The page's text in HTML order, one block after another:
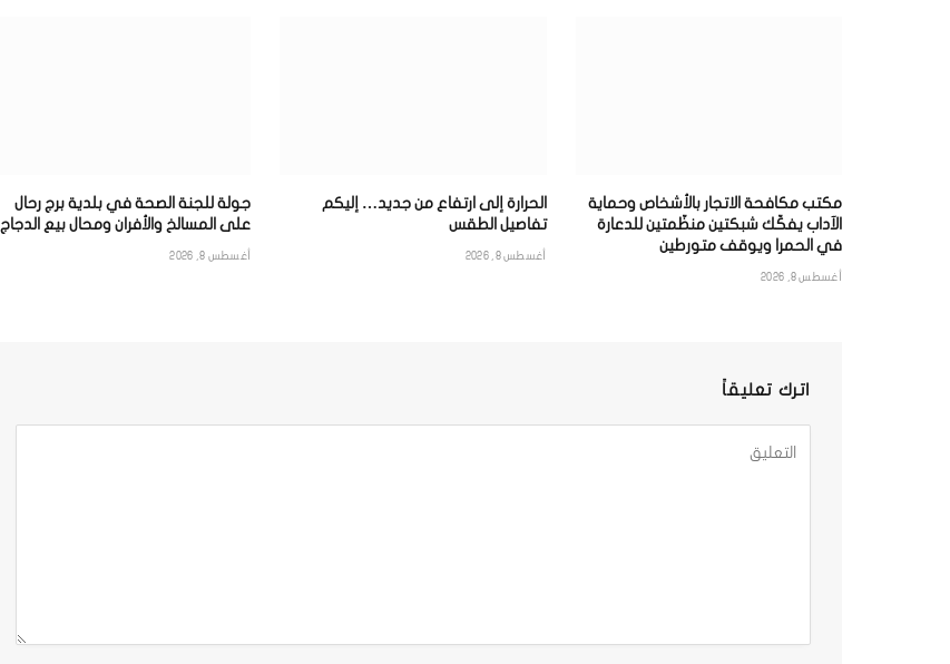
مكتب مكافحة الاتجار بالأشخاص وحماية
الآداب يفكّك شبكتين منظّمتين للدعارة
في الحمرا ويوقف متورطين
أغسطس 8, 2026
الحرارة إلى ارتفاع من جديد… إليكم
تفاصيل الطقس
أغسطس 8, 2026
جولة للجنة الصحة في بلدية برج رحال
على المسالخ والأفران ومحال بيع الدجاج
أغسطس 8, 2026
اترك تعليقاً